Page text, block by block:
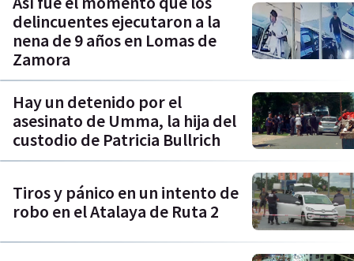
delincuentes ejecutaron a la
nena de 9 años en Lomas de
Zamora
Hay un detenido por el
asesinato de Umma, la hija del
custodio de Patricia Bullrich
Tiros y pánico en un intento de
robo en el Atalaya de Ruta 2